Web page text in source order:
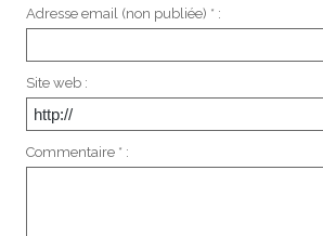
Adresse email (non publiée) * :
Site web :
Commentaire * :